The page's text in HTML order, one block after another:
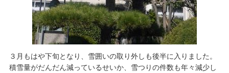
３月もはや下旬となり、雪囲いの取り外しも後半に入りました。
積雪量がだんだん減っているせいか、雪つりの件数も年々減少し